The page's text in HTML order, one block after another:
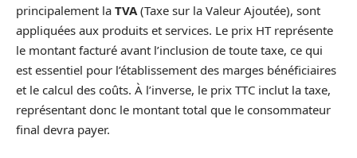
principalement la TVA (Taxe sur la Valeur Ajoutée), sont
appliquées aux produits et services. Le prix HT représente
le montant facturé avant l’inclusion de toute taxe, ce qui
est essentiel pour l’établissement des marges bénéficiaires
et le calcul des coûts. À l’inverse, le prix TTC inclut la taxe,
représentant donc le montant total que le consommateur
final devra payer.